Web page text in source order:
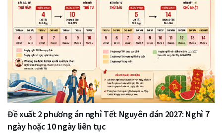
Đề xuất 2 phương án nghỉ Tết Nguyên đán 2027: Nghỉ 7
ngày hoặc 10 ngày liên tục